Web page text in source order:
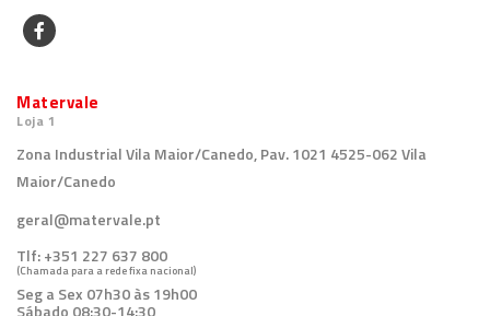
Matervale
Loja 1
Zona Industrial Vila Maior/Canedo, Pav. 1021 4525-062 Vila
Maior/Canedo
geral@matervale.pt
Tlf:+351 227 637 800
(Chamada para a rede fixa nacional)
Seg a Sex 07h30 às 19h00
Sábado 08:30-14:30